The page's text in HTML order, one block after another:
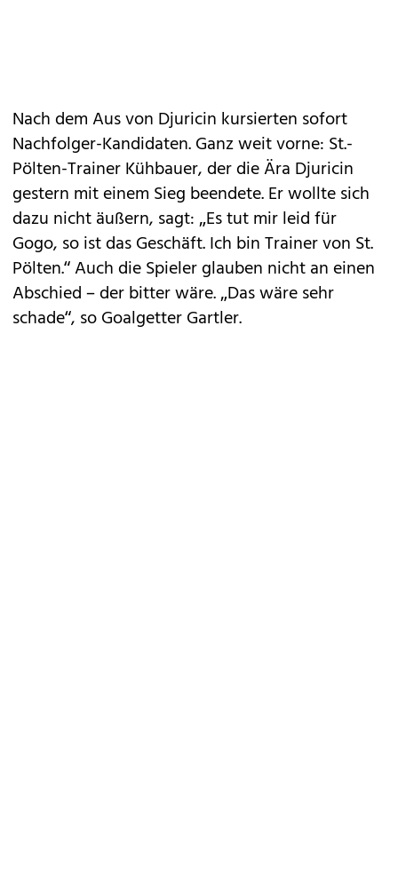
Nach dem Aus von Djuricin kursierten sofort
Nachfolger-Kandidaten. Ganz weit vorne: St.-
Pölten-Trainer Kühbauer, der die Ära Djuricin
gestern mit einem Sieg beendete. Er wollte sich
dazu nicht äußern, sagt: „Es tut mir leid für
Gogo, so ist das Geschäft. Ich bin Trainer von St.
Pölten.“ Auch die Spieler glauben nicht an einen
Abschied – der bitter wäre. „Das wäre sehr
schade“, so Goalgetter Gartler.